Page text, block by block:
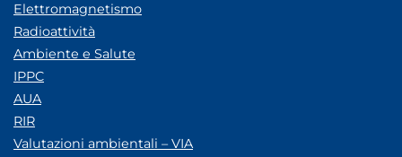
Elettromagnetismo
Radioattività
Ambiente e Salute
IPPC
AUA
RIR
Valutazioni ambientali – VIA